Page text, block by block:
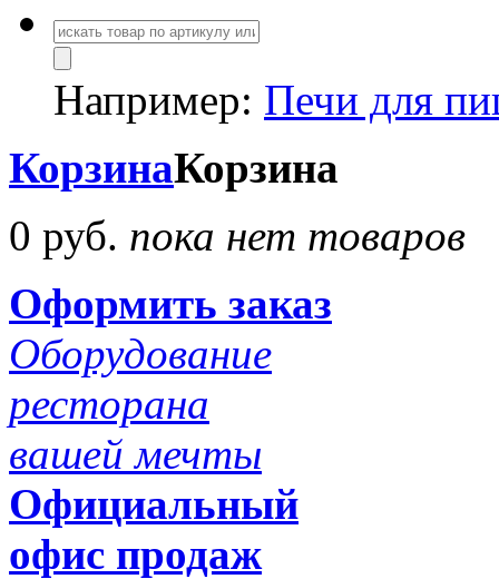
Например: Печи для
КорзинаКорзина
0 руб. пока нет товаров
Оформить заказ
Оборудование
ресторана
вашей мечты
Официальный
офис продаж